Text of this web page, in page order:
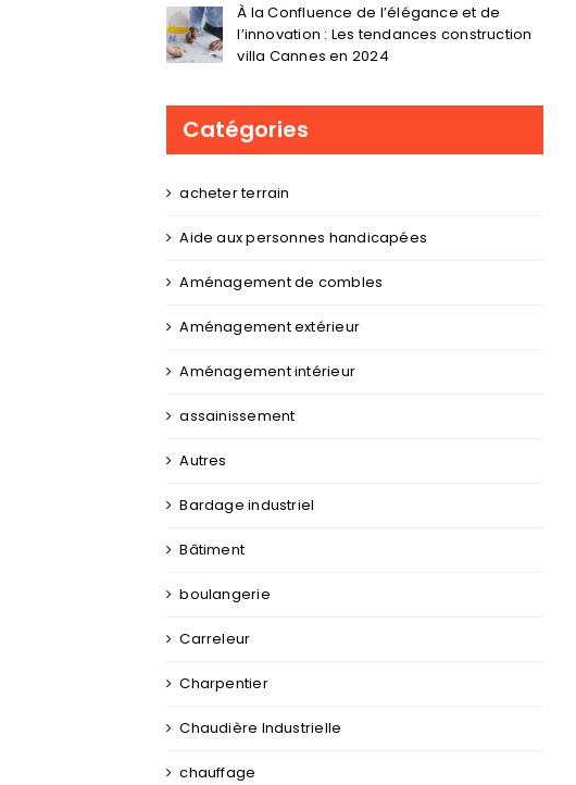
À la Confluence de l’élégance et de
l’innovation : Les tendances construction
villa Cannes en 2024
Catégories
acheter terrain
Aide aux personnes handicapées
Aménagement de combles
Aménagement extérieur
Aménagement intérieur
assainissement
Autres
Bardage industriel
Bâtiment
boulangerie
Carreleur
Charpentier
Chaudière Industrielle
chauffage